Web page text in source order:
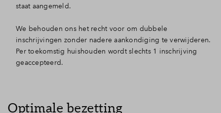
staat aangemeld.
We behouden ons het recht voor om dubbele
inschrijvingen zonder nadere aankondiging te verwijderen.
Per toekomstig huishouden wordt slechts 1 inschrijving
geaccepteerd.
Optimale bezetting